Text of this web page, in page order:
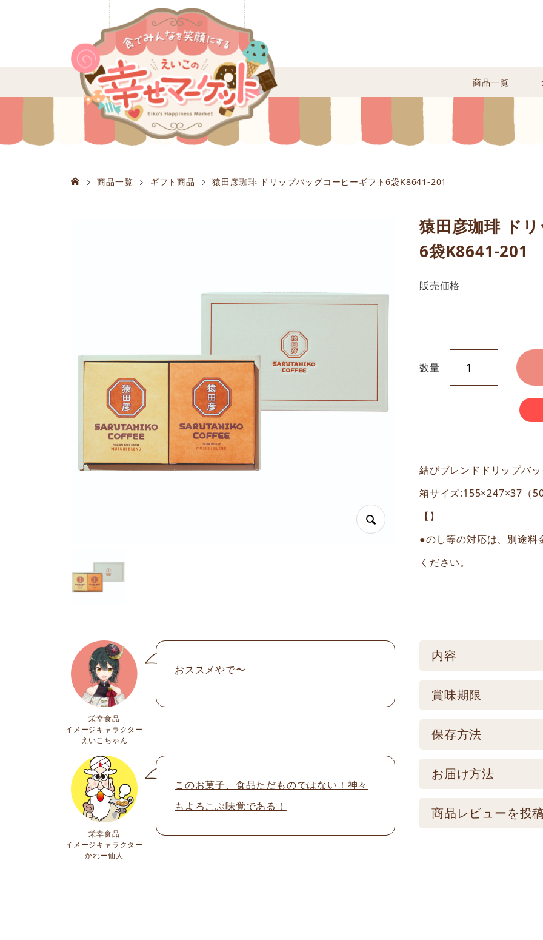
商品一覧
商品一覧 ギフト商品 猿田彦珈琲 ドリップバッグコーヒーギフト6袋K8641-201
栄幸食品
イメージキャラクター
えいこちゃん
おススメやで〜
栄幸食品
イメージキャラクター
かれー仙人
このお菓子、食品ただものではない！神々
もよろこぶ味覚である！
猿田彦珈琲 ド
6袋K8641-201
結びブレンドドリップバ
箱サイズ:155×247×37（50
【】
●のし等の対応は、別途料
ください。
販売価格
数量
内容
ケース／入数
賞味期限
賞味期限
品とは異なります。】
保存方法
保存方法
けてください。
お届け方法
配送方法
商品レビューを投